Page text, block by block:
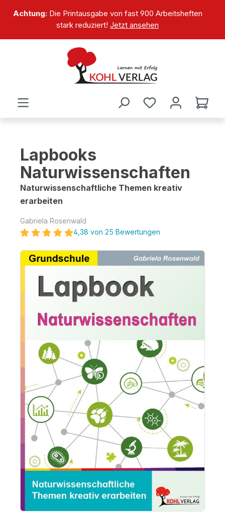
springen
Achtung:Die Printausgabe von fast 900 Arbeitsheften
stark reduziert! Jetzt ansehen
Lapbooks
Naturwissenschaften
Naturwissenschaftliche Themen kreativ
erarbeiten
Gabriela Rosenwald
4,38 von 25 Bewertungen
Bildergalerie überspringen